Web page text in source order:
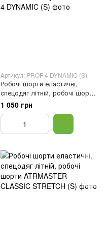
Артикул: PROF 4 DYNAMIC (S)
Робочі шорти еластичні,
спецодяг літній, робочі шорти
ATRMASTER
Professional4Dynamic, Сірий,
1 050 грн